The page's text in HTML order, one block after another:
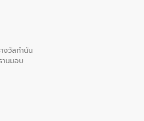
งวัลกำนัน
านมอบ